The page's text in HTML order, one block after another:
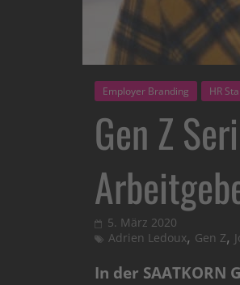
Employer Branding HR
Gen Z
5. März 2020
Adrien Ledoux, Gen Z,
In der